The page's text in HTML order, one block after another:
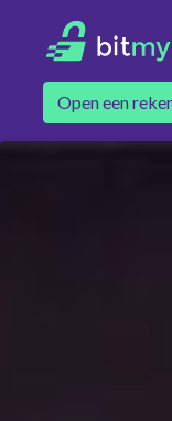
Open een